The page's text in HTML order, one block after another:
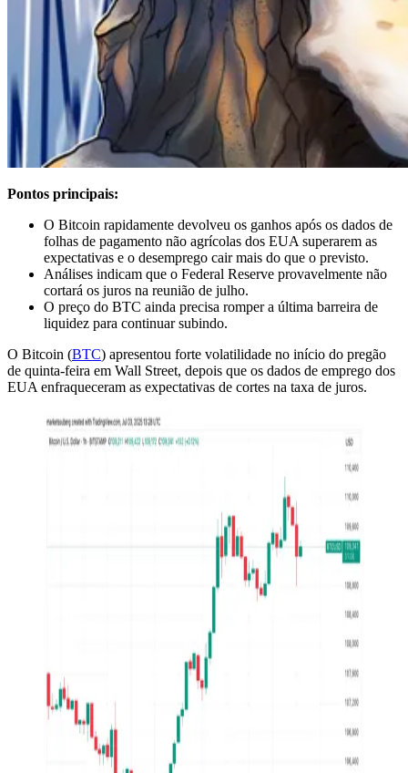
Pontos principais:
O Bitcoin rapidamente devolveu os ganhos após os dados de
folhas de pagamento não agrícolas dos EUA superarem as
expectativas e o desemprego cair mais do que o previsto.
Análises indicam que o Federal Reserve provavelmente não
cortará os juros na reunião de julho.
O preço do BTC ainda precisa romper a última barreira de
liquidez para continuar subindo.
O Bitcoin (BTC) apresentou forte volatilidade no início do pregão
de quinta-feira em Wall Street, depois que os dados de emprego dos
EUA enfraqueceram as expectativas de cortes na taxa de juros.